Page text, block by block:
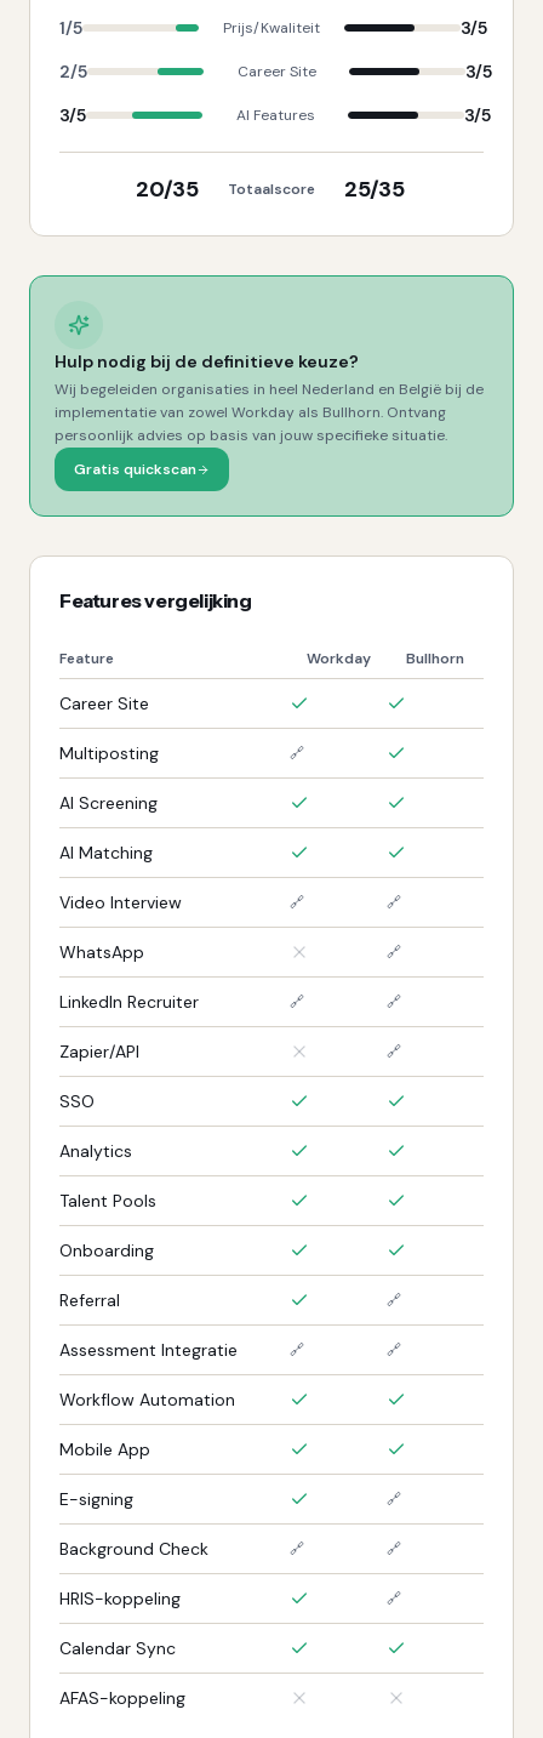
1/5 Prijs/Kwaliteit 3/5
2/5 Career Site 3/5
3/5 AI Features 3/5
20/35 Totaalscore 25/35
Hulp nodig bij de definitieve keuze?
Wij begeleiden organisaties in heel Nederland en België bij de
implementatie van zowel Workday als Bullhorn. Ontvang
persoonlijk advies op basis van jouw specifieke situatie.
Gratis quickscan
Features vergelijking
Feature Workday Bullhorn
Career Site
Multiposting 🔗
AI Screening
AI Matching
Video Interview 🔗 🔗
WhatsApp 🔗
LinkedIn Recruiter 🔗 🔗
Zapier/API 🔗
SSO
Analytics
Talent Pools
Onboarding
Referral 🔗
Assessment Integratie 🔗 🔗
Workflow Automation
Mobile App
E-signing 🔗
Background Check 🔗 🔗
HRIS-koppeling 🔗
Calendar Sync
AFAS-koppeling